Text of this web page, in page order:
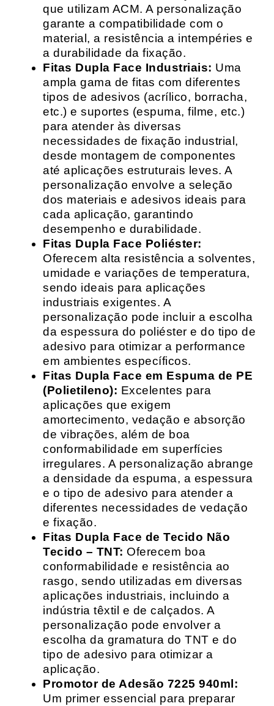
que utilizam ACM. A personalização
garante a compatibilidade com o
material, a resistência a intempéries e
a durabilidade da fixação.
Fitas Dupla Face Industriais: Uma
ampla gama de fitas com diferentes
tipos de adesivos (acrílico, borracha,
etc.) e suportes (espuma, filme, etc.)
para atender às diversas
necessidades de fixação industrial,
desde montagem de componentes
até aplicações estruturais leves. A
personalização envolve a seleção
dos materiais e adesivos ideais para
cada aplicação, garantindo
desempenho e durabilidade.
Fitas Dupla Face Poliéster:
Oferecem alta resistência a solventes,
umidade e variações de temperatura,
sendo ideais para aplicações
industriais exigentes. A
personalização pode incluir a escolha
da espessura do poliéster e do tipo de
adesivo para otimizar a performance
em ambientes específicos.
Fitas Dupla Face em Espuma de PE
(Polietileno): Excelentes para
aplicações que exigem
amortecimento, vedação e absorção
de vibrações, além de boa
conformabilidade em superfícies
irregulares. A personalização abrange
a densidade da espuma, a espessura
e o tipo de adesivo para atender a
diferentes necessidades de vedação
e fixação.
Fitas Dupla Face de Tecido Não
Tecido – TNT: Oferecem boa
conformabilidade e resistência ao
rasgo, sendo utilizadas em diversas
aplicações industriais, incluindo a
indústria têxtil e de calçados. A
personalização pode envolver a
escolha da gramatura do TNT e do
tipo de adesivo para otimizar a
aplicação.
Promotor de Adesão 7225 940ml:
Um primer essencial para preparar